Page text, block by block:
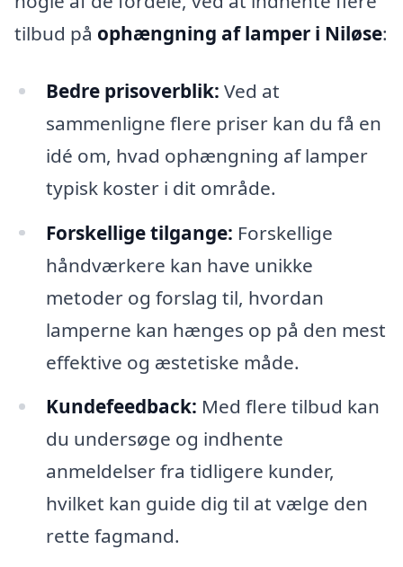
tilbud på ophængning af lamper i Niløse:
Bedre prisoverblik: Ved at
sammenligne flere priser kan du få en
idé om, hvad ophængning af lamper
typisk koster i dit område.
Forskellige tilgange: Forskellige
håndværkere kan have unikke
metoder og forslag til, hvordan
lamperne kan hænges op på den mest
effektive og æstetiske måde.
Kundefeedback: Med flere tilbud kan
du undersøge og indhente
anmeldelser fra tidligere kunder,
hvilket kan guide dig til at vælge den
rette fagmand.